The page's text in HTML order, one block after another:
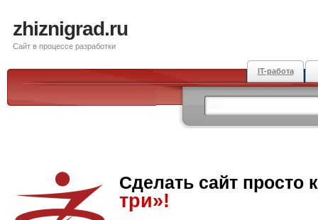
zhiznigrad.ru
Сайт в процессе разработки
IT-работа
Сделать сайт просто
три»!